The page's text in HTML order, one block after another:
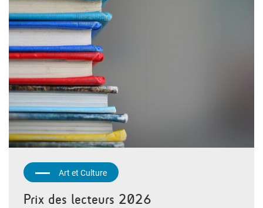
Art et Culture
Prix des lecteurs 2026